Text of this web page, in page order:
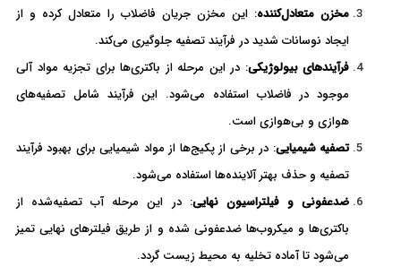
مخزن متعادل‌کننده: این مخزن جریان فاضلاب را متعادل کرده و از
ایجاد نوسانات شدید در فرآیند تصفیه جلوگیری می‌کند.
فرآیندهای بیولوژیکی: در این مرحله از باکتری‌ها برای تجزیه مواد آلی
موجود در فاضلاب استفاده می‌شود. این فرآیند شامل تصفیه‌های
هوازی و بی‌هوازی است.
تصفیه شیمیایی: در برخی از پکیج‌ها از مواد شیمیایی برای بهبود فرآیند
تصفیه و حذف بهتر آلاینده‌ها استفاده می‌شود.
ضدعفونی و فیلتراسیون نهایی: در این مرحله آب تصفیه‌شده از
باکتری‌ها و میکروب‌ها ضدعفونی شده و از طریق فیلترهای نهایی تمیز
می‌شود تا آماده تخلیه به محیط زیست گردد.